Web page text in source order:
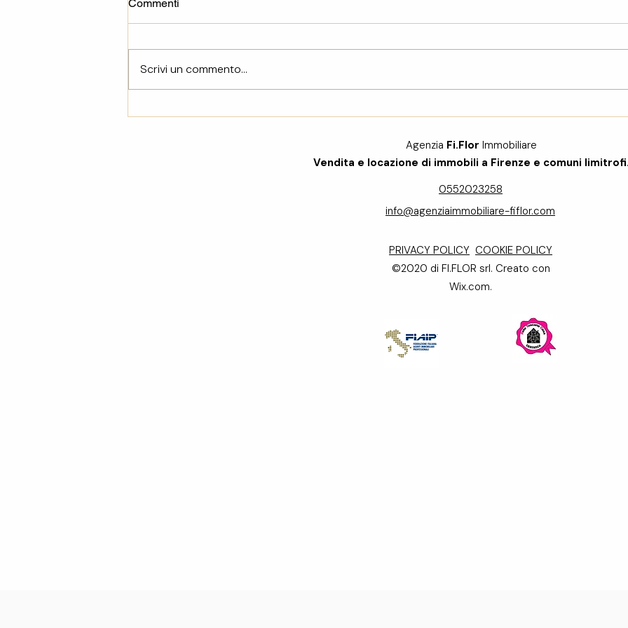
Guida Definitiva per
Proprietari Non Residenti
Commenti
Scrivi un commento...
Agenzia Fi.Flor Immobiliare
Vendita e locazione di immobili a Firenze e comuni limitrofi.
0552023258
info@agenziaimmobiliare-fiflor.com
PRIVACY POLICY COOKIE POLICY
©2020 di FI.FLOR srl. Creato con
Wix.com.